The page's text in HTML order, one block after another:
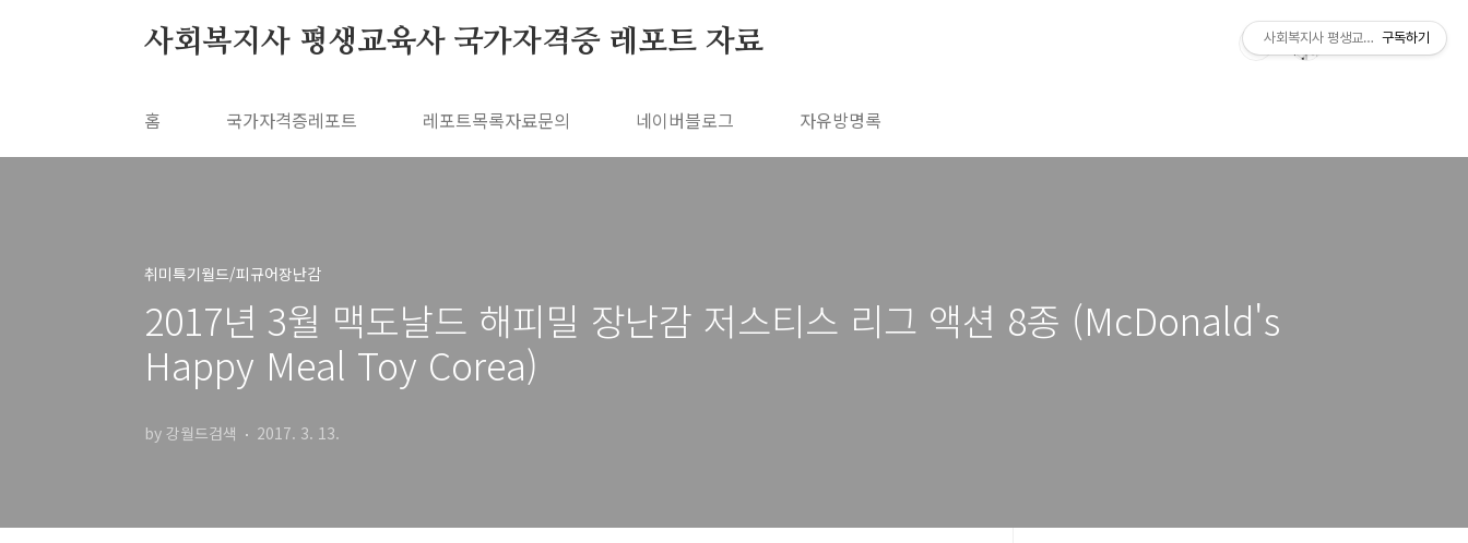
사회복지사 평생교육사 국가자격증 레포트 자료
홈 국가자격증레포트 레포트목록자료문의 네이버블로그 자유방명록
취미특기월드/피규어장난감
2017년 3월 맥도날드 해피밀 장난감 저스티스 리그 액션 8종 (McDonald's
Happy Meal Toy Corea)
by 강월드검색 2017. 3. 13.
사회복지사 평생교육사 국가자격증
구독하기